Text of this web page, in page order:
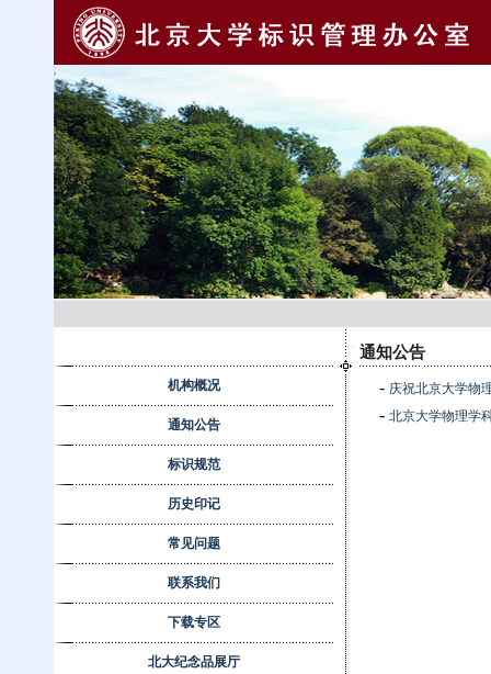
机构概况
通知公告
标识规范
历史印记
常见问题
联系我们
下载专区
北大纪念品展厅
通知公告
- 庆祝北京大学物
- 北京大学物理学